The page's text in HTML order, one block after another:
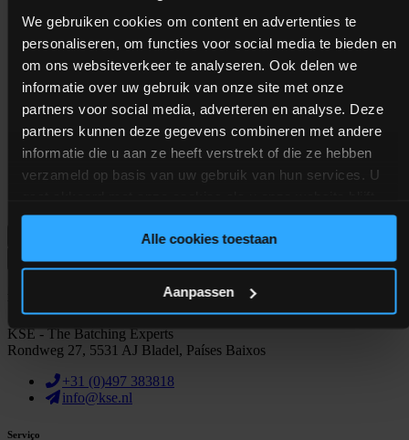
We gebruiken cookies om content en advertenties te
personaliseren, om functies voor social media te bieden en
om ons websiteverkeer te analyseren. Ook delen we
informatie over uw gebruik van onze site met onze
partners voor social media, adverteren en analyse. Deze
partners kunnen deze gegevens combineren met andere
informatie die u aan ze heeft verstrekt of die ze hebben
verzameld op basis van uw gebruik van hun services. U
gebruiken.
Alle cookies toestaan
Aanpassen
E-mail
Ligar 24/7 Support
KSE - The Batching Experts
Rondweg 27, 5531 AJ Bladel, Países Baixos
+31 (0)497 383818
info@kse.nl
Serviço